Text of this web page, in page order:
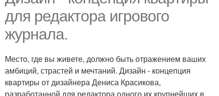
для редактора игрового
журнала.
Место, где вы живете, должно быть отражением ваших
амбиций, страстей и мечтаний. Дизайн - концепция
квартиры от дизайнера Дениса Красикова,